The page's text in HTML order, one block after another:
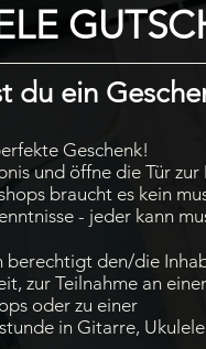
du ein
Geschenk!
und öffne die Tür zur
braucht es kein
- jeder kann
berechtigt den/die
zur Teilnahme an
oder zu einer
in Gitarre,